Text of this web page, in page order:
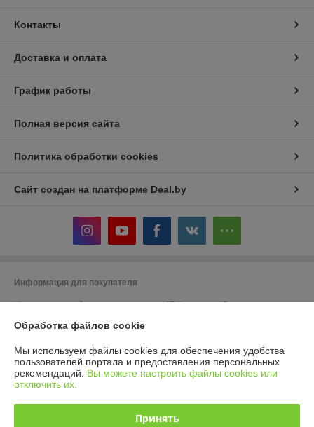
Контакты
Доставка и оплата
График работы
Полная версия сайта
Политика обработки cookies
Сайт создан на платформе Deal.by
Информация для покупателя
Индивидуальный предприниматель:ИП Кошелева Юлия
220104, г. Минск, ул. Жудро 57
Регистрационный номер ЕГР: 192973623
УНП: 192973623
Дата регистрации компании: 25.09.2017
Обработка файлов cookie
Мы используем файлы cookies для обеспечения удобства
пользователей портала и предоставления персональных
рекомендаций. Вы можете настроить файлы cookies или
отключить их.
Принять